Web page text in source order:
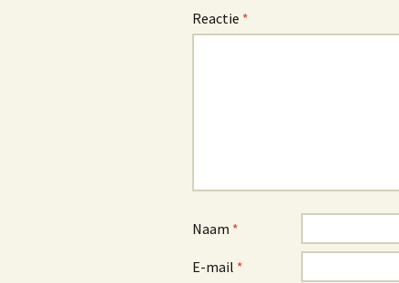
Reactie *
Naam *
E-mail *